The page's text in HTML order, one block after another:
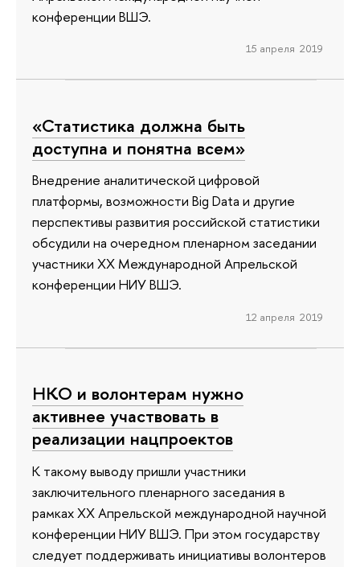
конференции ВШЭ.
15 апреля 2019
«Статистика должна быть
доступна и понятна всем»
Внедрение аналитической цифровой
платформы, возможности Big Data и другие
перспективы развития российской статистики
обсудили на очередном пленарном заседании
участники ХХ Международной Апрельской
конференции НИУ ВШЭ.
12 апреля 2019
НКО и волонтерам нужно
активнее участвовать в
реализации нацпроектов
К такому выводу пришли участники
заключительного пленарного заседания в
рамках XX Апрельской международной научной
конференции НИУ ВШЭ. При этом государству
следует поддерживать инициативы волонтеров